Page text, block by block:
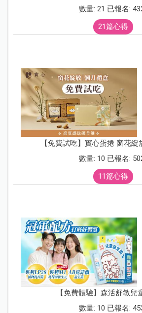
數量: 21 已報名:
21篇心得
【免費試吃】實心蛋捲 窗花綻
數量: 10 已報名:
11篇心得
【免費體驗】森活舒敏兒
數量: 10 已報名: